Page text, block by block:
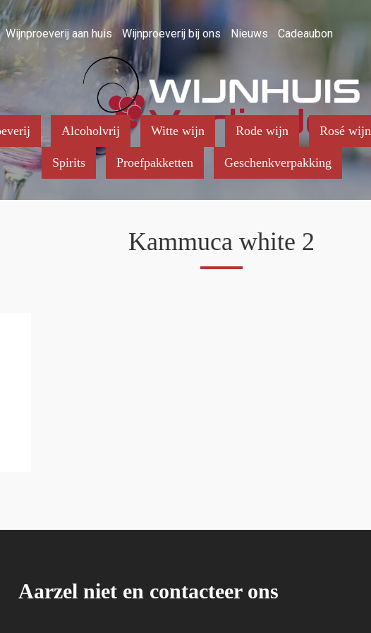
Wijnproeverij aan huis Wijnproeverij bij ons Nieuws Cadeaubon
Alcoholvrij Witte wijn Rode wijn Rosé wijn
Spirits Proefpakketten Geschenkverpakking
Kammuca white 2
Aarzel niet en contacteer ons